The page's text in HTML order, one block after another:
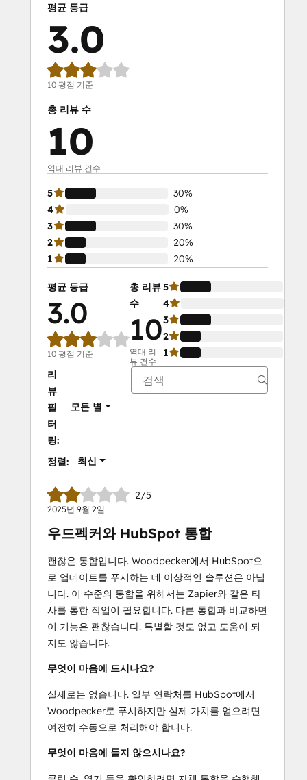
평균 등급
3.0
10 평점 기준
총 리뷰 수
10
역대 리뷰 건수
5
30%
4
0%
3
30%
2
20%
1
20%
평균 등급
3.0
10 평점 기준
총 리뷰
수
10
역대 리
뷰 건수
5
4
3
2
1
리
뷰
필
터
링:
모든 별
정렬: 최신
2/5
2025년 9월 2일
우드펙커와 HubSpot 통합
괜찮은 통합입니다. Woodpecker에서 HubSpot으
로 업데이트를 푸시하는 데 이상적인 솔루션은 아닙
니다. 이 수준의 통합을 위해서는 Zapier와 같은 타
사를 통한 작업이 필요합니다. 다른 통합과 비교하면
이 기능은 괜찮습니다. 특별할 것도 없고 도움이 되
지도 않습니다.
무엇이 마음에 드시나요?
실제로는 없습니다. 일부 연락처를 HubSpot에서
Woodpecker로 푸시하지만 실제 가치를 얻으려면
여전히 수동으로 처리해야 합니다.
무엇이 마음에 들지 않으시나요?